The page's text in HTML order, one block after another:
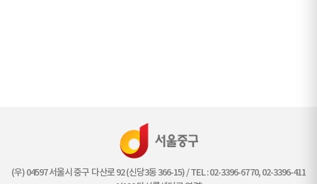
(우) 04597 서울시 중구 다산로 92 (신당3동 366-15) / TEL : 02-3396-6770, 02-3396-411